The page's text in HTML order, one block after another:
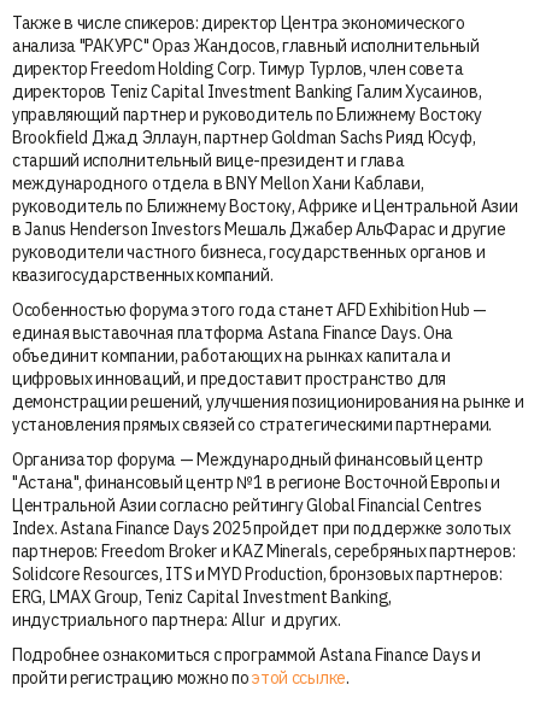
Также в числе спикеров: директор Центра экономического
анализа "РАКУРС" Ораз Жандосов, главный исполнительный
директор Freedom Holding Corp. Тимур Турлов, член совета
директоров Teniz Capital Investment Banking Галим Хусаинов,
управляющий партнер и руководитель по Ближнему Востоку
Brookfield Джад Эллаун, партнер Goldman Sachs Рияд Юсуф,
старший исполнительный вице-президент и глава
международного отдела в BNY Mellon Хани Каблави,
руководитель по Ближнему Востоку, Африке и Центральной Азии
в Janus Henderson Investors Мешаль Джабер АльФарас и другие
руководители частного бизнеса, государственных органов и
квазигосударственных компаний.
Особенностью форума этого года станет AFD Exhibition Hub —
единая выставочная платформа Astana Finance Days. Она
объединит компании, работающих на рынках капитала и
цифровых инноваций, и предоставит пространство для
демонстрации решений, улучшения позиционирования на рынке и
установления прямых связей со стратегическими партнерами.
Организатор форума — Международный финансовый центр
"Астана", финансовый центр №1 в регионе Восточной Европы и
Центральной Азии согласно рейтингу Global Financial Centres
Index. Astana Finance Days 2025 пройдет при поддержке золотых
партнеров: Freedom Broker и KAZ Minerals, серебряных партнеров:
Solidcore Resources, ITS и MYD Production, бронзовых партнеров:
ERG, LMAX Group, Teniz Capital Investment Banking,
индустриального партнера: Allur и других.
Подробнее ознакомиться с программой Astana Finance Days и
пройти регистрацию можно поэтой ссылке.